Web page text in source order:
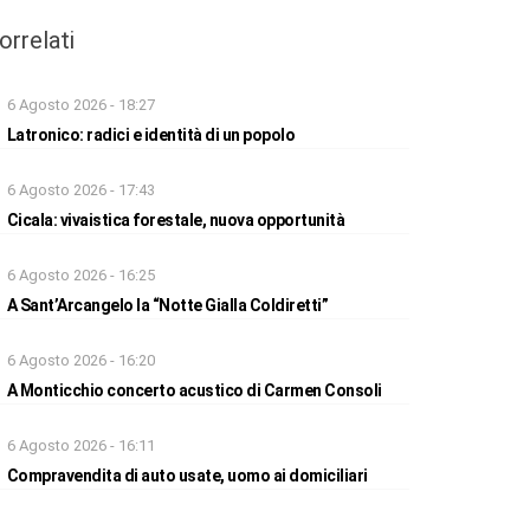
6 Agosto 2026 - 18:27
Latronico: radici e identità di un popolo
6 Agosto 2026 - 17:43
Cicala: vivaistica forestale, nuova opportunità
6 Agosto 2026 - 16:25
A Sant’Arcangelo la “Notte Gialla Coldiretti”
6 Agosto 2026 - 16:20
A Monticchio concerto acustico di Carmen Consoli
6 Agosto 2026 - 16:11
Compravendita di auto usate, uomo ai domiciliari